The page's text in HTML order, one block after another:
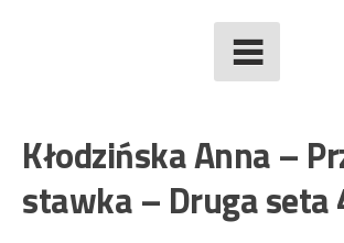
Kłodzińska Anna –
stawka – Druga seta